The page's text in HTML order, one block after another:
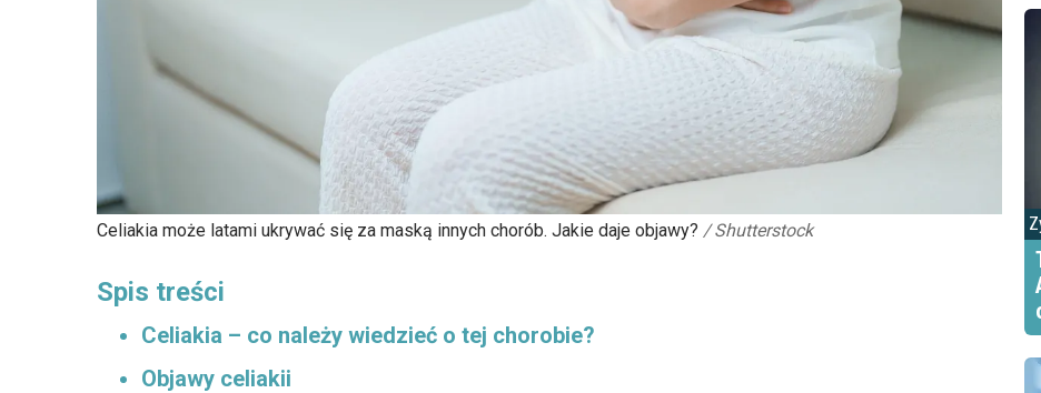
Celiakia może latami ukrywać się za maską innych chorób. Jakie daje objawy? / Shutterstock
Spis treści
Celiakia – co należy wiedzieć o tej chorobie?
Objawy celiakii